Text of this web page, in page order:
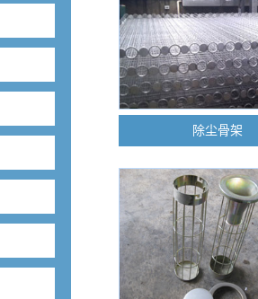
除尘骨架